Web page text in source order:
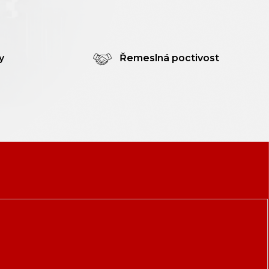
Řemeslná poctivost